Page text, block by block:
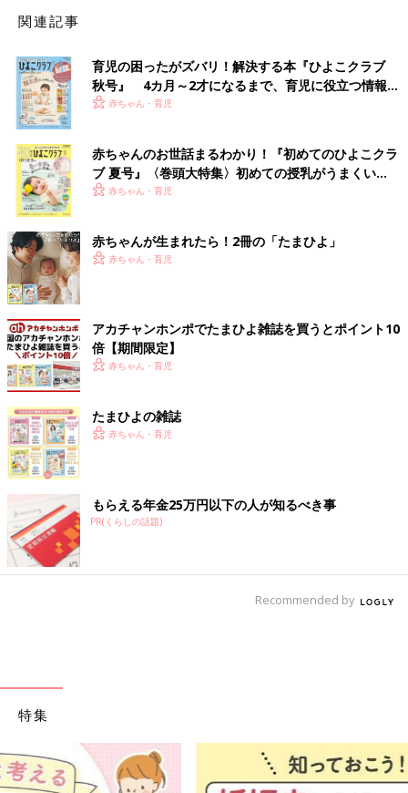
関連記事
育児の困ったがズバリ！解決する本『ひよこクラブ
秋号』 4カ月～2才になるまで、育児に役立つ情報が
いっぱい！
赤ちゃん・育児
赤ちゃんのお世話まるわかり！『初めてのひよこクラ
ブ 夏号』〈巻頭大特集〉初めての授乳がうまくい
く！ おっぱい・ミルクの基本と夏のトラブル 解決テ
赤ちゃん・育児
赤ちゃんが生まれたら！2冊の「たまひよ」
赤ちゃん・育児
アカチャンホンポでたまひよ雑誌を買うとポイント10
倍【期間限定】
赤ちゃん・育児
たまひよの雑誌
赤ちゃん・育児
もらえる年金25万円以下の人が知るべき事
PR(くらしの話題)
Recommended by
特集